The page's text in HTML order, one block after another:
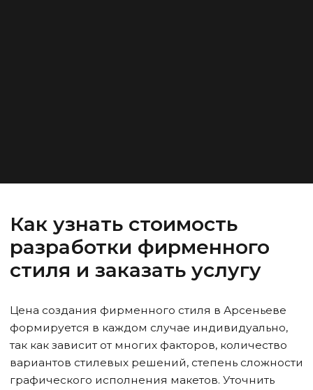
Как узнать стоимость
разработки фирменного
стиля и заказать услугу
Цена создания фирменного стиля в Арсеньеве
формируется в каждом случае индивидуально,
так как зависит от многих факторов, количество
вариантов стилевых решений, степень сложности
графического исполнения макетов. Уточнить